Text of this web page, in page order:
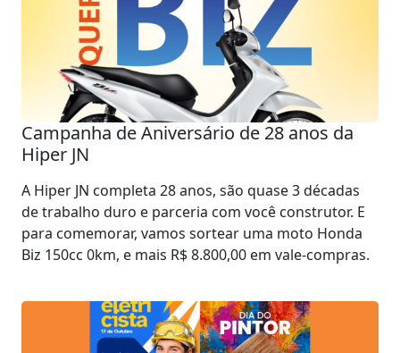
Campanha de Aniversário de 28 anos da
Hiper JN
A Hiper JN completa 28 anos, são quase 3 décadas
de trabalho duro e parceria com você construtor. E
para comemorar, vamos sortear uma moto Honda
Biz 150cc 0km, e mais R$ 8.800,00 em vale-compras.